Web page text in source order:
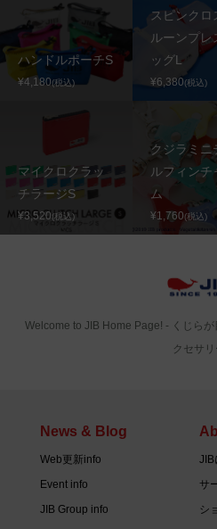
ハンドルポーチS
¥4,180(税込)
スピンクロ
ルーンプレ
ッグL
¥6,380(税込)
マイクロクラッ
チラージS
¥3,520(税込)
クジラミニ
ルフィンチ
ム
¥1,760(税込)
Welcome to JIB Home Page! ‐ くじら
クセサリ
News & Blog
Web更新info
Event info
JIB Group info
JIB
サ
シ